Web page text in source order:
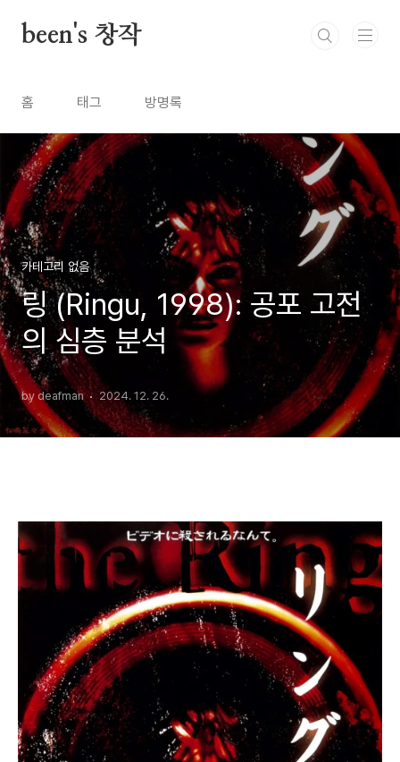
been's 창작
홈 태그 방명록
카테고리 없음
링 (Ringu, 1998): 공포 고전
의 심층 분석
by deafman 2024. 12. 26.